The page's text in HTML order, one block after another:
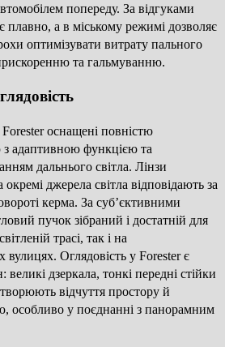
попереду. За відгуками
плавно, а в міському режимі дозволяє
оптимізувати витрату пального
та гальмуванню.
Forester оснащені повністю
адаптивною функцією та
дальнього світла. Лінзи
джерела світла відповідають за
керма. За суб’єктивними
пучок зібраний і достатній для
трасі, так і на
вулицях. Оглядовість у Forester є
великі дзеркала, тонкі передні стійки
відчуття простору й
особливо у поєднанні з панорамним